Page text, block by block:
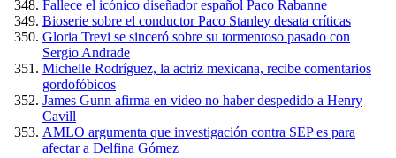
Fallece el icónico diseñador español Paco Rabanne
Bioserie sobre el conductor Paco Stanley desata críticas
Gloria Trevi se sinceró sobre su tormentoso pasado con
Sergio Andrade
Michelle Rodríguez, la actriz mexicana, recibe comentarios
gordofóbicos
James Gunn afirma en video no haber despedido a Henry
Cavill
AMLO argumenta que investigación contra SEP es para
afectar a Delfina Gómez